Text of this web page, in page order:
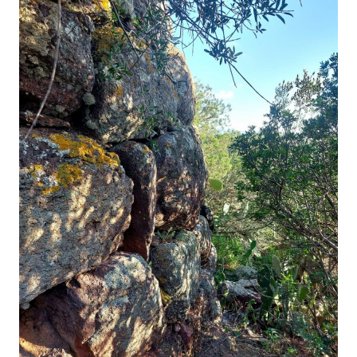
risultano di difficile individuazione.
Fonte informazioni: la descrizione sul nuraghe è stata presa dalla
relativa scheda pubblicata sul Catalogo di Sardegna Cultura.
(Andrea Mura-Nuragando Sardegna)